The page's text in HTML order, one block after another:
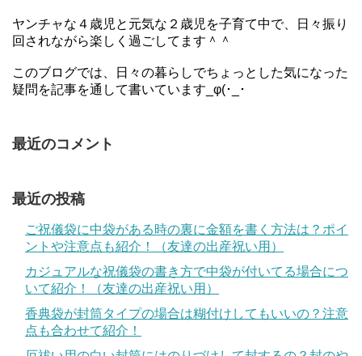
ヤンチャな４歳児と元気な２歳児を子育て中で、日々振り
回されながら楽しく過ごしてます＾＾
このブログでは、日々の暮らしでちょっとした気になった
疑問を記事を通して書いています_φ(･_･
最近のコメント
最近の投稿
ご祝儀袋に中袋がある時の裏に金額を書く方法は？ポイ
ントや注意点も紹介！（友達の出産祝い用）
カジュアルな祝儀袋の書き方で中袋が付いてる場合につ
いて紹介！（友達の出産祝い用）
香典袋が封筒タイプの場合は糊付けしてもいいの？注意
点も合わせて紹介！